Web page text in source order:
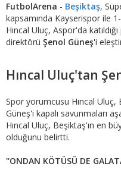
FutbolArena - Beşiktaş,
kapsamında Kayserispor ile
Hıncal Uluç, Aspor'da
direktörü Şenol Güneş'i
Hıncal Uluç'tan
Spor yorumcusu Hıncal
Güneş'i kapalı savunmaları
Hıncal Uluç, Beşiktaş'ın en
olduğunu belirtti.
''ONDAN KÖTÜSÜ DE